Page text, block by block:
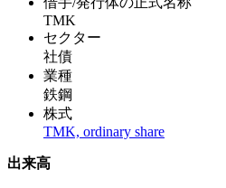
TMK
セクター
社債
業種
鉄鋼
株式
TMK, ordinary share
出来高